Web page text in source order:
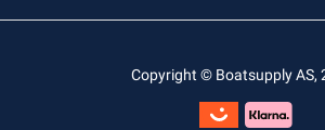
Copyright © Boatsupply AS,